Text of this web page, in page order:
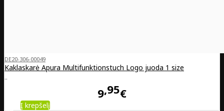
DE20-306-00049
Kaklaskarė Apura Multifunktionstuch Logo juoda 1 size
..
9 95€
Į krepšelį